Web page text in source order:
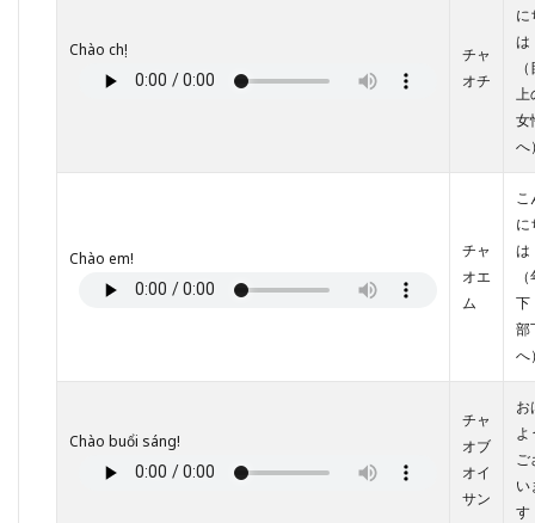
「ロ
のベ
座」
Chào chị!
チャ
オチ
に
は
上
女
へ
Chào em!
チャ
オエ
ム
こ
に
は
下
部
へ
Chào buổi sáng!
チャ
オブ
オイ
サン
お
よ
ご
い
す